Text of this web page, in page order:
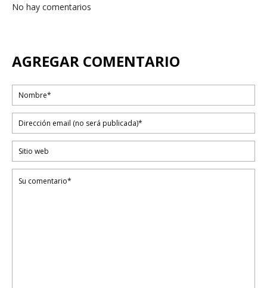
No hay comentarios
AGREGAR COMENTARIO